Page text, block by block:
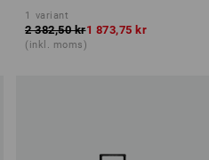
1 variant
2 382,50 kr1 873,75 kr
(inkl. moms)